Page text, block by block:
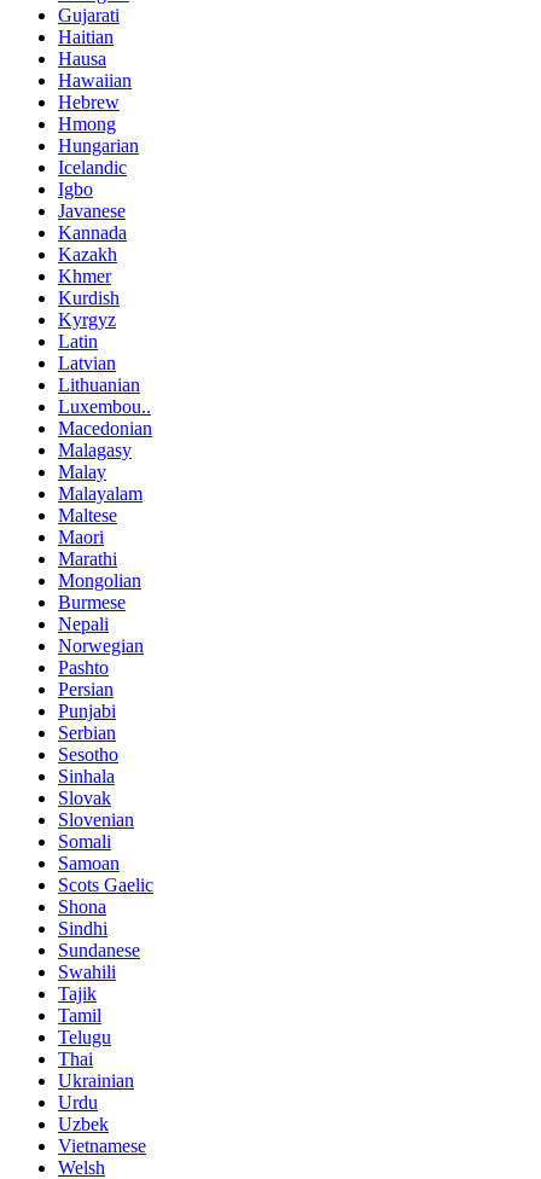
Gujarati
Haitian
Hausa
Hawaiian
Hebrew
Hmong
Hungarian
Icelandic
Igbo
Javanese
Kannada
Kazakh
Khmer
Kurdish
Kyrgyz
Latin
Latvian
Lithuanian
Luxembou..
Macedonian
Malagasy
Malay
Malayalam
Maltese
Maori
Marathi
Mongolian
Burmese
Nepali
Norwegian
Pashto
Persian
Punjabi
Serbian
Sesotho
Sinhala
Slovak
Slovenian
Somali
Samoan
Scots Gaelic
Shona
Sindhi
Sundanese
Swahili
Tajik
Tamil
Telugu
Thai
Ukrainian
Urdu
Uzbek
Vietnamese
Welsh